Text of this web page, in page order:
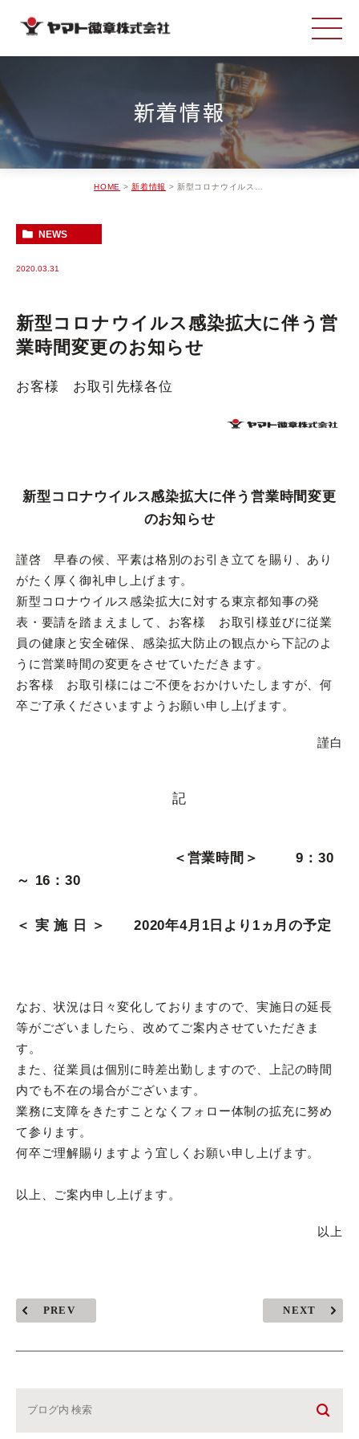
新着情報
HOME 新着情報 新型コロナウイルス感染拡大に伴う営業時間変更のお知らせ
NEWS
2020.03.31
新型コロナウイルス感染拡大に伴う営
業時間変更のお知らせ
お客様 お取引先様各位
新型コロナウイルス感染拡大に伴う営業時間変更
のお知らせ
謹啓 早春の候、平素は格別のお引き立てを賜り、あり
がたく厚く御礼申し上げます。
新型コロナウイルス感染拡大に対する東京都知事の発
表・要請を踏まえまして、お客様 お取引様並びに従業
員の健康と安全確保、感染拡大防止の観点から下記のよ
うに営業時間の変更をさせていただきます。
お客様 お取引様にはご不便をおかけいたしますが、何
卒ご了承くださいますようお願い申し上げます。
謹白
記
＜営業時間＞ 9：30
～ 16：30
＜ 実 施 日 ＞ 2020年4月1日より1ヵ月の予定
なお、状況は日々変化しておりますので、実施日の延長
等がございましたら、改めてご案内させていただきま
す。
また、従業員は個別に時差出勤しますので、上記の時間
内でも不在の場合がございます。
業務に支障をきたすことなくフォロー体制の拡充に努め
て参ります。
何卒ご理解賜りますよう宜しくお願い申し上げます。
以上、ご案内申し上げます。
以上
PREV NEXT